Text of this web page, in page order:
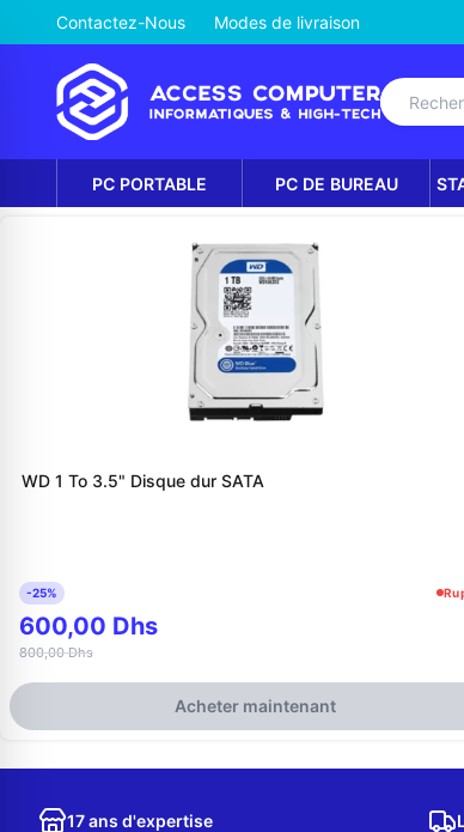
Contactez-Nous Modes de livraison
PC PORTABLE PC DE BUREAU
WD 1 To 3.5" Disque dur SATA
-25%
600,00 Dhs
800,00 Dhs
Acheter maintenant
17 ans d'expertise